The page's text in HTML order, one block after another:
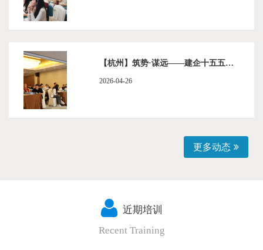
【杭州】筑势·谋远——建企十五五破局与高质量发展培训班顺利举办
2026-04-26
更多动态
近期培训
Recent Training